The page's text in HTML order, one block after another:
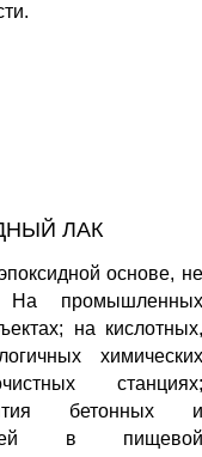
ЛАК
основе, не
На промышленных
на кислотных,
химических
станциях;
бетонных и
в пищевой